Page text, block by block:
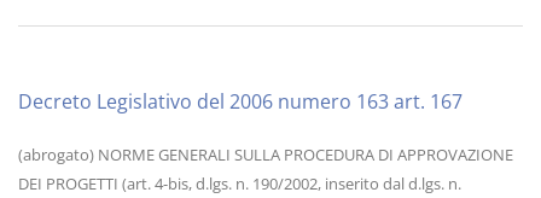
Decreto Legislativo del 2006 numero 163 art. 167
(abrogato) NORME GENERALI SULLA PROCEDURA DI APPROVAZIONE
DEI PROGETTI (art. 4-bis, d.lgs. n. 190/2002, inserito dal d.lgs. n.